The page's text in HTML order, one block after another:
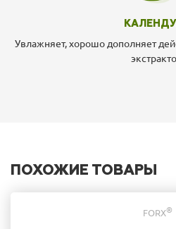
Увлажняет, хорошо дополняет
ПОХОЖИЕ ТОВАРЫ
FORX®